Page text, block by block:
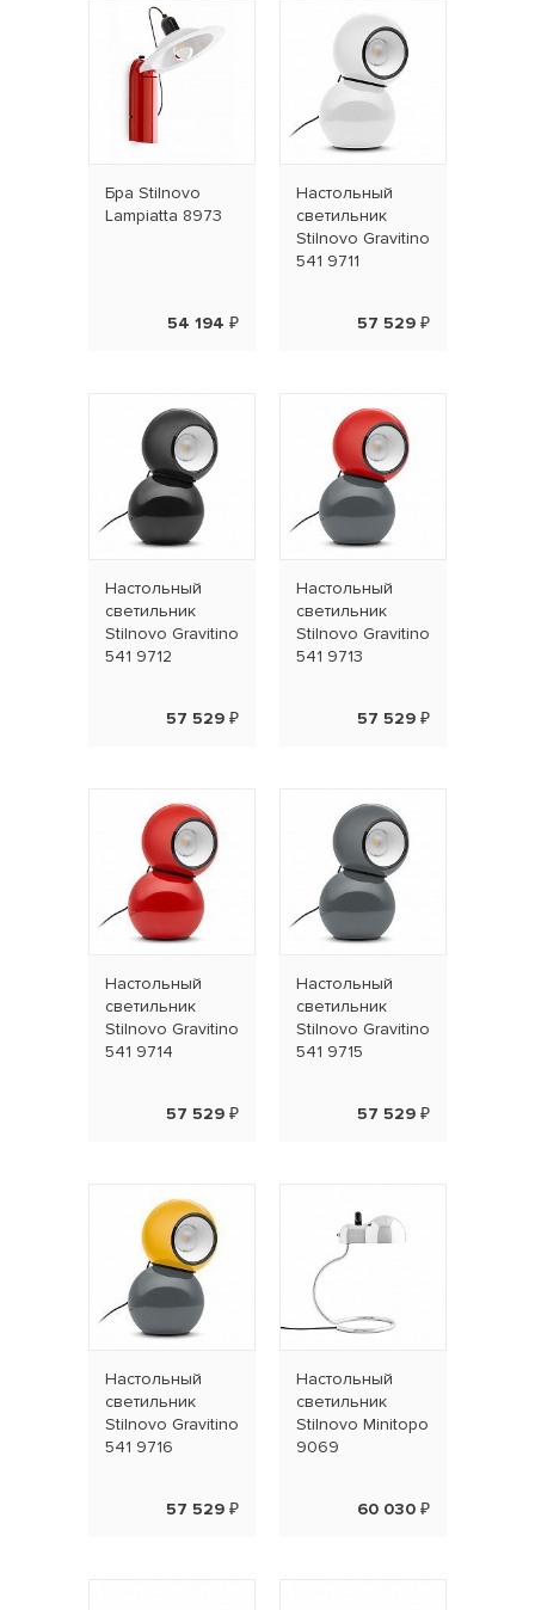
Бра Stilnovo
Lampiatta 8973
54 194 ₽
Наcтольный
светильник
Stilnovo Gravitino
541 9711
57 529 ₽
Наcтольный
светильник
Stilnovo Gravitino
541 9712
57 529 ₽
Наcтольный
светильник
Stilnovo Gravitino
541 9713
57 529 ₽
Наcтольный
светильник
Stilnovo Gravitino
541 9714
57 529 ₽
Наcтольный
светильник
Stilnovo Gravitino
541 9715
57 529 ₽
Наcтольный
светильник
Stilnovo Gravitino
541 9716
57 529 ₽
Наcтольный
светильник
Stilnovo Minitopo
9069
60 030 ₽